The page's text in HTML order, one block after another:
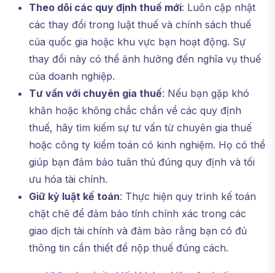
Theo dõi các quy định thuế mới: Luôn cập nhật
các thay đổi trong luật thuế và chính sách thuế
của quốc gia hoặc khu vực bạn hoạt động. Sự
thay đổi này có thể ảnh hưởng đến nghĩa vụ thuế
của doanh nghiệp.
Tư vấn với chuyên gia thuế: Nếu bạn gặp khó
khăn hoặc không chắc chắn về các quy định
thuế, hãy tìm kiếm sự tư vấn từ chuyên gia thuế
hoặc công ty kiểm toán có kinh nghiệm. Họ có thể
giúp bạn đảm bảo tuân thủ đúng quy định và tối
ưu hóa tài chính.
Giữ kỷ luật kế toán: Thực hiện quy trình kế toán
chặt chẽ để đảm bảo tính chính xác trong các
giao dịch tài chính và đảm bảo rằng bạn có đủ
thông tin cần thiết để nộp thuế đúng cách.